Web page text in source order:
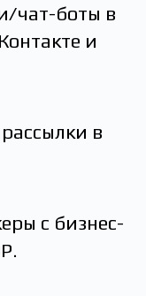
чат-боты в
и
в
с бизнес-